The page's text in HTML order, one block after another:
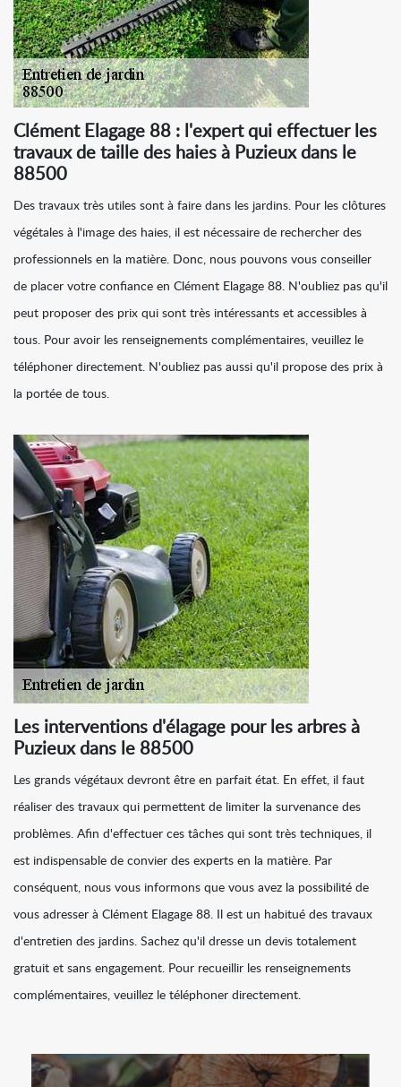
Clément Elagage 88 : l'expert qui effectuer les
travaux de taille des haies à Puzieux dans le
88500
Des travaux très utiles sont à faire dans les jardins. Pour les clôtures
végétales à l'image des haies, il est nécessaire de rechercher des
professionnels en la matière. Donc, nous pouvons vous conseiller
de placer votre confiance en Clément Elagage 88. N'oubliez pas qu'il
peut proposer des prix qui sont très intéressants et accessibles à
tous. Pour avoir les renseignements complémentaires, veuillez le
téléphoner directement. N'oubliez pas aussi qu'il propose des prix à
la portée de tous.
Les interventions d'élagage pour les arbres à
Puzieux dans le 88500
Les grands végétaux devront être en parfait état. En effet, il faut
réaliser des travaux qui permettent de limiter la survenance des
problèmes. Afin d'effectuer ces tâches qui sont très techniques, il
est indispensable de convier des experts en la matière. Par
conséquent, nous vous informons que vous avez la possibilité de
vous adresser à Clément Elagage 88. Il est un habitué des travaux
d'entretien des jardins. Sachez qu'il dresse un devis totalement
gratuit et sans engagement. Pour recueillir les renseignements
complémentaires, veuillez le téléphoner directement.